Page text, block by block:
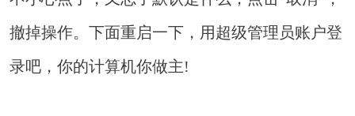
撤掉操作。下面重启一下，用超级管理员账户登
录吧，你的计算机你做主!